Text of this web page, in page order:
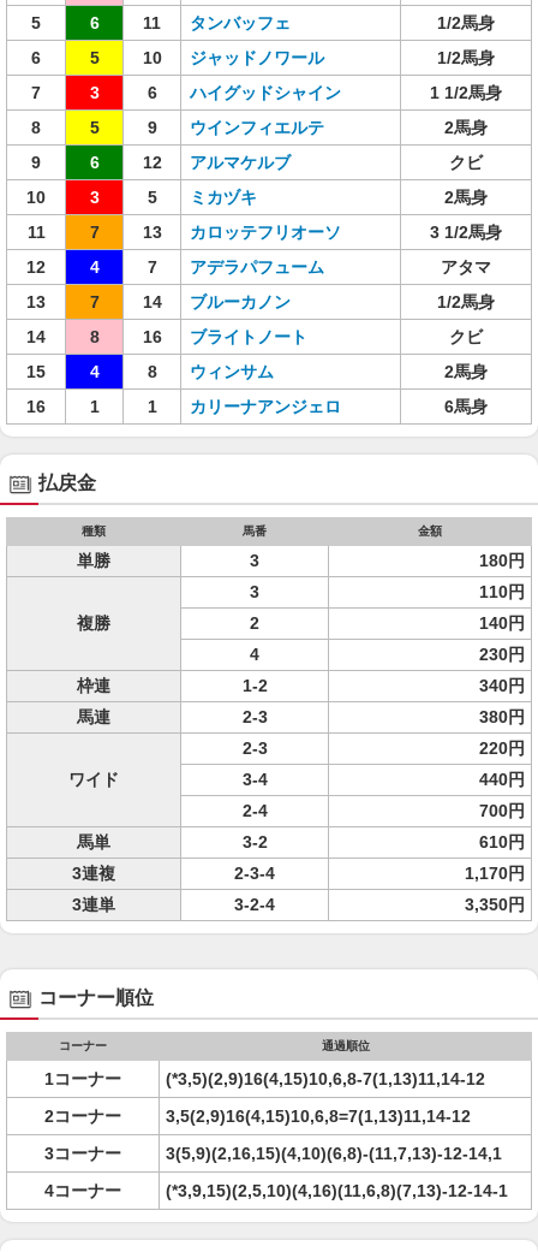
5
6 11 タンバッフェ
1/2馬身
6
5 10 ジャッドノワール
1/2馬身
7
3 6 ハイグッドシャイン
1 1/2馬身
8
5 9 ウインフィエルテ
2馬身
9
6 12 アルマケルブ
クビ
10
3 5 ミカヅキ
2馬身
11
7 13 カロッテフリオーソ
3 1/2馬身
12
4 7 アデラパフューム
アタマ
13
7 14 ブルーカノン
1/2馬身
14
8 16 ブライトノート
クビ
15
4 8 ウィンサム
2馬身
16
1 1 カリーナアンジェロ 6馬身
払戻金
種類 馬番 金額
単勝 3 180円
複勝
3
110円
2
140円
4
230円
枠連
1-2
340円
馬連
2-3 380円
ワイド
2-3
220円
3-4
440円
2-4
700円
馬単
3-2
610円
3連複
2-3-4
1,170円
3連単
3-2-4 3,350円
コーナー順位
コーナー 通過順位
1コーナー
(*3,5)(2,9)16(4,15)10,6,8-7(1,13)11,14-12
2コーナー
3,5(2,9)16(4,15)10,6,8=7(1,13)11,14-12
3コーナー
3(5,9)(2,16,15)(4,10)(6,8)-(11,7,13)-12-14,1
4コーナー
(*3,9,15)(2,5,10)(4,16)(11,6,8)(7,13)-12-14-1